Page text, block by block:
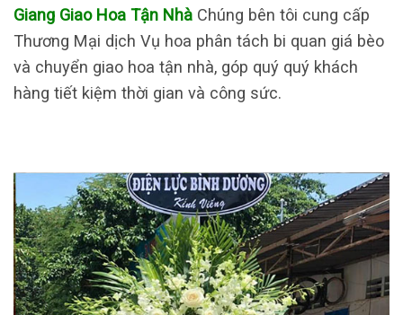
Giang Giao Hoa Tận Nhà Chúng bên tôi cung cấp
Thương Mại dịch Vụ hoa phân tách bi quan giá bèo
và chuyển giao hoa tận nhà, góp quý quý khách
hàng tiết kiệm thời gian và công sức.